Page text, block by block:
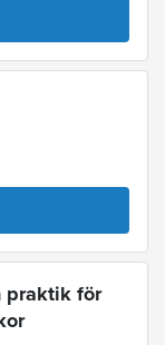
praktik för